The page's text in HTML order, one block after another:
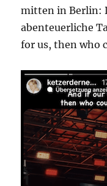
mitten in Berlin:
abenteuerliche
for us, then who